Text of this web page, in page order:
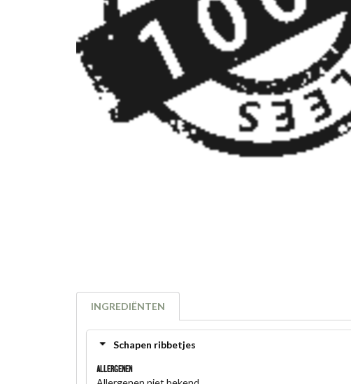
INGREDIËNTEN
Schapen ribbetjes
Allergenen